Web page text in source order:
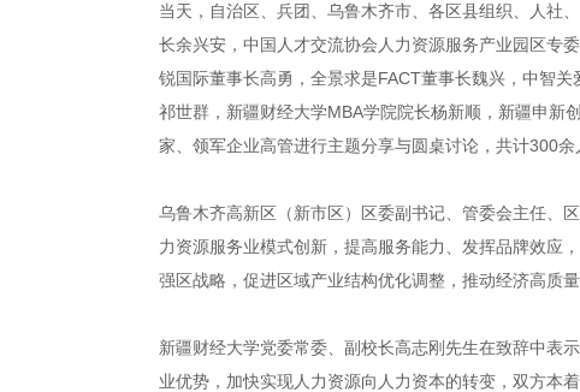
当天，自治区、兵团、乌鲁木齐市、各区县组织、人社
长余兴安，中国人才交流协会人力资源服务产业园区专
锐国际董事长高勇，全景求是FACT董事长魏兴，中智
祁世群，新疆财经大学MBA学院院长杨新顺，新疆申新
家、领军企业高管进行主题分享与圆桌讨论，共计300余
乌鲁木齐高新区（新市区）区委副书记、管委会主任、
力资源服务业模式创新，提高服务能力、发挥品牌效应
强区战略，促进区域产业结构优化调整，推动经济高质
新疆财经大学党委常委、副校长高志刚先生在致辞中表
业优势，加快实现人力资源向人力资本的转变，双方本